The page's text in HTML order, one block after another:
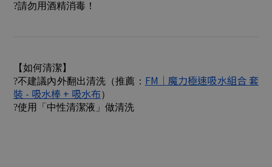
?請勿用酒精消毒！
【如何清潔】
?不建議內外翻出清洗（推薦： FM｜魔力極速吸水組合 套
裝 - 吸水棒 + 吸水布）
?使用「中性清潔液」做清洗